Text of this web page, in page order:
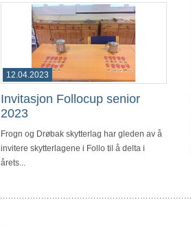
12.04.2023
Invitasjon Follocup senior
2023
Frogn og Drøbak skytterlag har gleden av å
invitere skytterlagene i Follo til å delta i
årets...